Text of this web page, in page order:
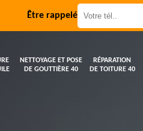
Être rappelé
NETTOYAGE ET POSE
DE GOUTTIÈRE 40
RÉPARATION
DE TOITURE 40